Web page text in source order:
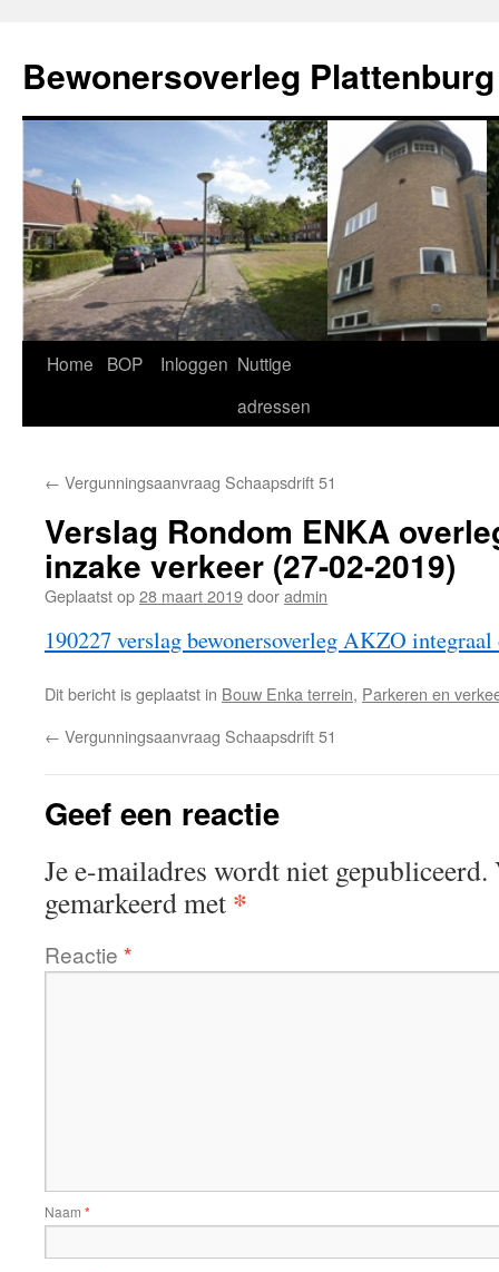
de
inhoud
Bewonersoverleg Plattenburg
Home BOP Inloggen Nuttige
adressen
← Vergunningsaanvraag Schaapsdrift 51
Verslag Rondom ENKA
inzake verkeer (27-02-2019)
Geplaatst op28 maart 2019dooradmin
190227 verslag bewonersoverleg AKZO integraal
Dit bericht is geplaatst in Bouw Enka terrein, Parkeren en
← Vergunningsaanvraag Schaapsdrift 51
Geef een reactie
Je e-mailadres wordt niet gepubliceerd.
gemarkeerd met *
Reactie *
Naam *